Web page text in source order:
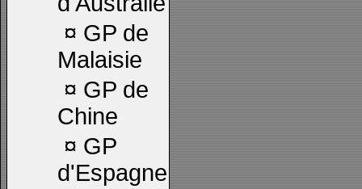
¤ GP de
Malaisie
¤ GP de
Chine
¤ GP
d'Espagne